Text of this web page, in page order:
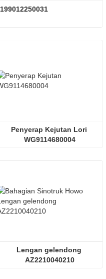
199012250031
Penyerap Kejutan Lori
WG9114680004
Lengan gelendong
AZ2210040210